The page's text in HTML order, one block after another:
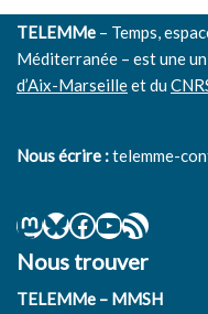
TELEMMe – Temps,
Méditerranée – est une
d’Aix-Marseilleet du
Nous écrire :telemme-
Nous trouver
TELEMMe – MMSH